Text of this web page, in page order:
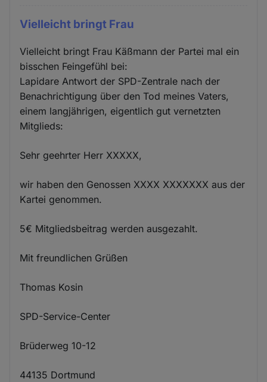
Vielleicht bringt Frau
Vielleicht bringt Frau Käßmann der Partei mal ein
bisschen Feingefühl bei:
Lapidare Antwort der SPD-Zentrale nach der
Benachrichtigung über den Tod meines Vaters,
einem langjährigen, eigentlich gut vernetzten
Mitglieds:
Sehr geehrter Herr XXXXX,
wir haben den Genossen XXXX XXXXXXX aus der
Kartei genommen.
5€ Mitgliedsbeitrag werden ausgezahlt.
Mit freundlichen Grüßen
Thomas Kosin
SPD-Service-Center
Brüderweg 10-12
44135 Dortmund